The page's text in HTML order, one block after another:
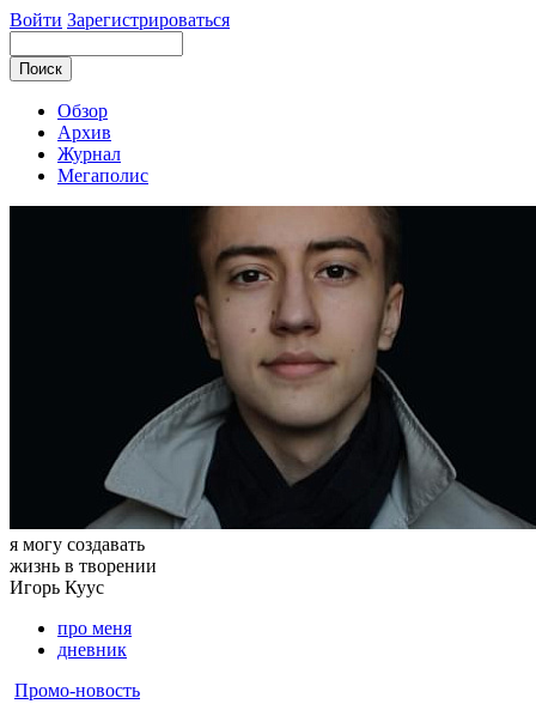
Войти Зарегистрироваться
Обзор
Архив
Журнал
Мегаполис
я могу создавать
жизнь в творении
Игорь Куус
про меня
дневник
Промо-новость